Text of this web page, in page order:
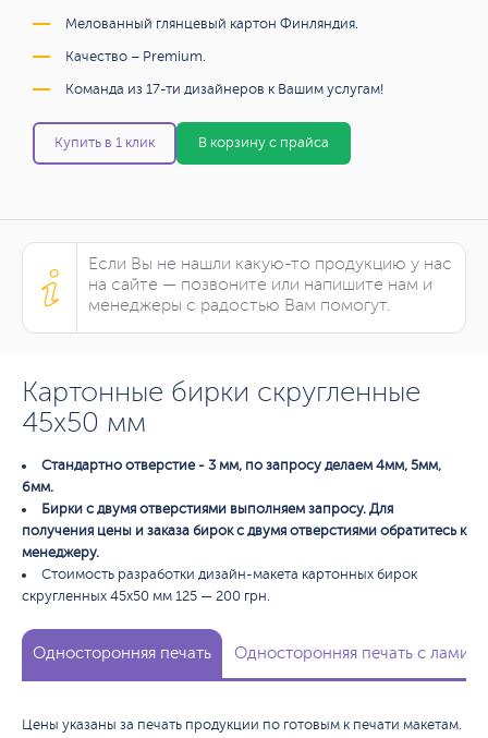
Мелованный глянцевый картон Финляндия.
Качество – Premium.
Команда из 17-ти дизайнеров к Вашим услугам!
Купить в 1 клик В корзину с прайса
Если Вы не нашли какую-то продукцию у нас
на сайте — позвоните или напишите нам и
менеджеры с радостью Вам помогут.
Картонные бирки скругленные
45х50 мм
Стандартно отверстие - 3 мм, по запросу делаем 4мм, 5мм,
6мм.
Бирки с двумя отверстиями выполняем запросу. Для
получения цены и заказа бирок с двумя отверстиями обратитесь к
менеджеру.
Стоимость разработки дизайн-макета картонных бирок
скругленных 45х50 мм 125 — 200 грн.
Односторонняя печать Односторонняя печать с
Цены указаны за печать продукции по готовым к печати макетам.